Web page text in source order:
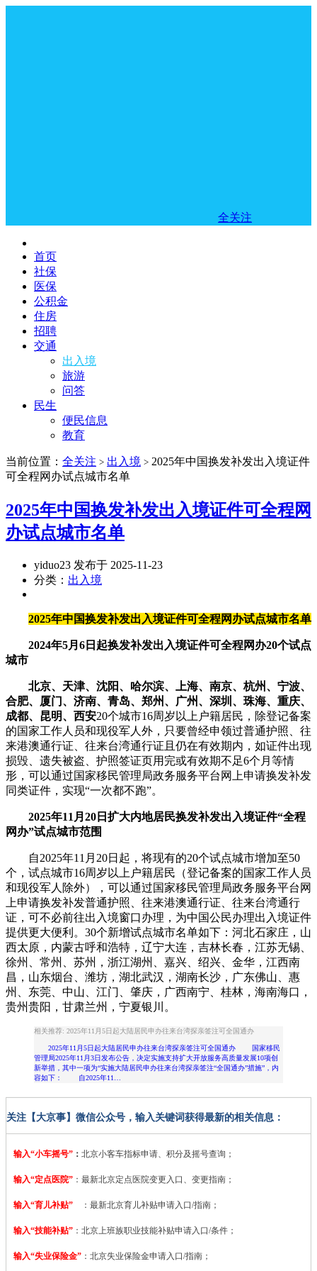
全关注
首页
社保
医保
公积金
住房
招聘
交通
出入境
旅游
问答
民生
便民信息
教育
当前位置： 全关注 > 出入境 > 2025年中国换发补发出入境证件
可全程网办试点城市名单
2025年中国换发补发出入境证件可全程网
办试点城市名单
yiduo23 发布于 2025-11-23
分类： 出入境
2025年中国换发补发出入境证件可全程网办试点城市名单
2024年5月6日起换发补发出入境证件可全程网办20个试点
城市
北京、天津、沈阳、哈尔滨、上海、南京、杭州、宁波、
合肥、厦门、济南、青岛、郑州、广州、深圳、珠海、重庆、
成都、昆明、西安20个城市16周岁以上户籍居民，除登记备案
的国家工作人员和现役军人外，只要曾经申领过普通护照、往
来港澳通行证、往来台湾通行证且仍在有效期内，如证件出现
损毁、遗失被盗、护照签证页用完或有效期不足6个月等情
形，可以通过国家移民管理局政务服务平台网上申请换发补发
同类证件，实现“一次都不跑”。
2025年11月20日 扩大内地居民换发补发出入境证件“全程
网办”试点城市范围
自2025年11月20日起，将现有的20个试点城市增加至50
个，试点城市16周岁以上户籍居民（登记备案的国家工作人员
和现役军人除外），可以通过国家移民管理局政务服务平台网
上申请换发补发普通护照、往来港澳通行证、往来台湾通行
证，可不必前往出入境窗口办理，为中国公民办理出入境证件
提供更大便利。30个新增试点城市名单如下：河北石家庄，山
西太原，内蒙古呼和浩特，辽宁大连，吉林长春，江苏无锡、
徐州、常州、苏州，浙江湖州、嘉兴、绍兴、金华，江西南
昌，山东烟台、潍坊，湖北武汉，湖南长沙，广东佛山、惠
州、东莞、中山、江门、肇庆，广西南宁、桂林，海南海口，
贵州贵阳，甘肃兰州，宁夏银川。
相关推荐: 2025年11月5日起大陆居民申办往来台湾探亲签注可全国通办
2025年11月5日起大陆居民申办往来台湾探亲签注可全国通办 国家移民
管理局2025年11月3日发布公告，决定实施支持扩大开放服务高质量发展10项创
新举措，其中一项为“实施大陆居民申办往来台湾探亲签注“全国通办”措施”，内
容如下： 自2025年11…
关注【大京事】微信公众号，输入关键词获得最新的相关信息：
输入“小车摇号” ： 北京小客车指标申请、积分及摇号查询；
输入“定点医院” ： 最新北京定点医院变更入口、变更指南；
输入“育儿补贴” ：最新北京育儿补贴申请入口/指南；
输入“技能补贴” ： 北京上班族职业技能补贴申请入口/条件；
输入“失业保险金” ：北京失业保险金申请入口/指南；